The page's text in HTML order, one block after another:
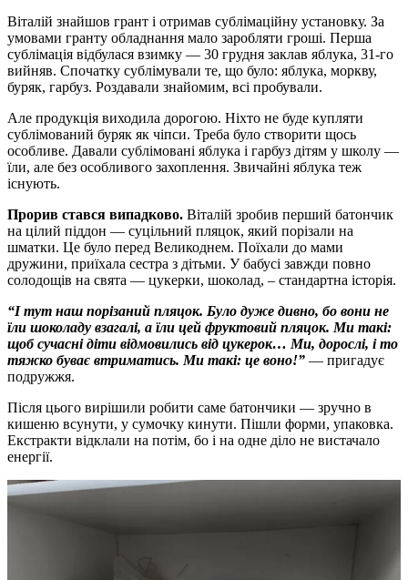
Віталій знайшов грант і отримав сублімаційну установку. За
умовами гранту обладнання мало заробляти гроші. Перша
сублімація відбулася взимку — 30 грудня заклав яблука, 31-го
вийняв. Спочатку сублімували те, що було: яблука, моркву,
буряк, гарбуз. Роздавали знайомим, всі пробували.
Але продукція виходила дорогою. Ніхто не буде купляти
сублімований буряк як чіпси. Треба було створити щось
особливе. Давали сублімовані яблука і гарбуз дітям у школу —
їли, але без особливого захоплення. Звичайні яблука теж
існують.
Прорив стався випадково. Віталій зробив перший батончик
на цілий піддон — суцільний пляцок, який порізали на
шматки. Це було перед Великоднем. Поїхали до мами
дружини, приїхала сестра з дітьми. У бабусі завжди повно
солодощів на свята — цукерки, шоколад, – стандартна історія.
“І тут наш порізаний пляцок. Було дуже дивно, бо вони не
їли шоколаду взагалі, а їли цей фруктовий пляцок. Ми такі:
щоб сучасні діти відмовились від цукерок… Ми, дорослі, і то
тяжко буває втриматись. Ми такі: це воно!” — пригадує
подружжя.
Після цього вирішили робити саме батончики — зручно в
кишеню всунути, у сумочку кинути. Пішли форми, упаковка.
Екстракти відклали на потім, бо і на одне діло не вистачало
енергії.